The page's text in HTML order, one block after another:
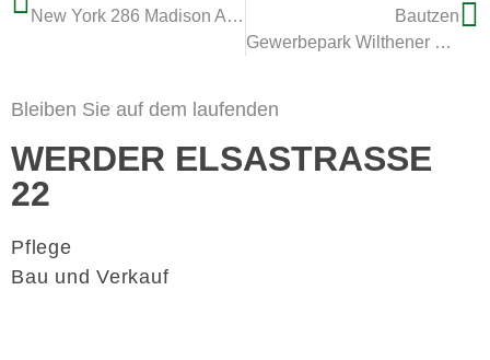
New York 286 Madison Avenue
Bautzen
Gewerbepark Wilthener Straße
Bleiben Sie auf dem laufenden
WERDER ELSASTRASSE 2
2
Pflege
Bau und Verkauf